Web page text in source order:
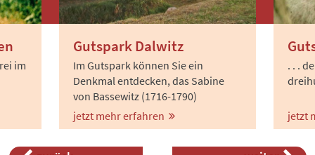
im
Gutspark Dalwitz
Im Gutspark können Sie ein
Denkmal entdecken, das Sabine
von Bassewitz (1716-1790)
gewidmet ist. Sie galt Zeitgenossen
als „Frau von großen und seltenen
jetzt mehr erfahren
. . .
jetzt